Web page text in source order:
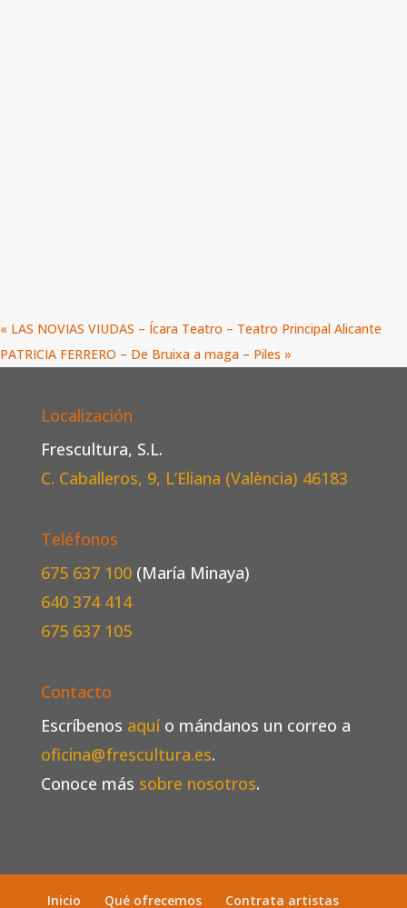
« LAS NOVIAS VIUDAS – Ícara Teatro – Teatro Principal Alicante
PATRICIA FERRERO – De Bruixa a maga – Piles »
Localización
Frescultura, S.L.
C. Caballeros, 9, L’Eliana (València) 46183
Teléfonos
675 637 100 (María Minaya)
640 374 414
675 637 105
Contacto
Escríbenos aquío mándanos un correo a
oficina@frescultura.es.
Conoce más sobre nosotros.
Inicio Qué ofrecemos Contrata artistas